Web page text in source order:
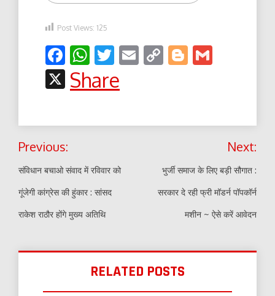
Post Views: 125
Facebook
WhatsApp
Twitter
EmailCopyBlogger
X
Share
Post
navigation
Previous:
संविधान बचाओ संवाद में रविवार को
गूंजेगी कांग्रेस की हुंकार : सांसद
राकेश राठौर होंगे मुख्य अतिथि
Next:
भुर्जी समाज के लिए बड़ी सौगात :
सरकार दे रही फ्री मॉडर्न पॉपकॉर्न
मशीन ~ ऐसे करें आवेदन
RELATED POSTS